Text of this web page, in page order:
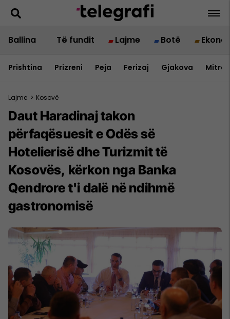
Ballina Të fundit Lajme Botë
Prishtina Prizreni Peja Ferizaj Gjakova
Lajme > Kosovë
Daut Haradinaj takon
përfaqësuesit e Odës së
Hotelierisë dhe Turizmit të
Kosovës, kërkon nga Banka
Qendrore t'i dalë në ndihmë
gastronomisë